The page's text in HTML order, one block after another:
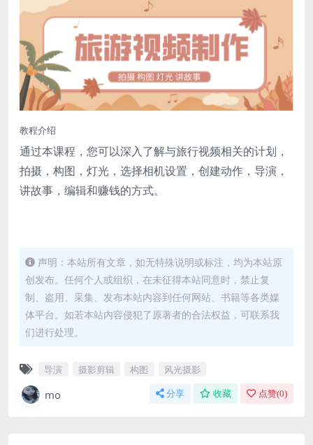
教程介绍
通过本课程，您可以深入了解与旅行视频相关的计划，
拍摄，构图，灯光，选择相机设置，创建动作，导演，
讲故事，编辑和赚钱的方式。
声明：本站所有文章，如无特殊说明或标注，均为本站原
创发布。任何个人或组织，在未征得本站同意时，禁止复
制、盗用、采集、发布本站内容到任何网站、书籍等各类媒
体平台。如若本站内容侵犯了原著者的合法权益，可联系我
们进行处理。
导演 摄影剪辑 构图 风光摄影
mo 分享 收藏 点赞(0)